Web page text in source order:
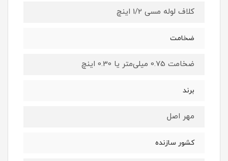
کلاف لوله مسی 1/2 اینچ
ضخامت
ضخامت 0.75 میلی‌متر یا 0.30 اینچ
برند
مهر اصل
کشور سازنده